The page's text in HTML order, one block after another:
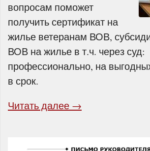
вопросам поможет
получить сертификат на
жилье ветеранам ВОВ,
ВОВ на жилье в т.ч. через суд:
профессионально, на
в срок.
Читать далее →